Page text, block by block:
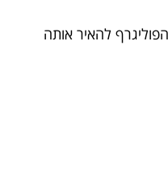
להאיר אותה